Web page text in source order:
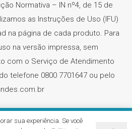
Normativa – IN nº4, de 15 de
as Instruções de Uso (IFU)
na página de cada produto. Para
na versão impressa, sem
com o Serviço de Atendimento
telefone 0800 7701647 ou pelo
61.418.042/0001-31 | Todos os
sua experiência. Se você